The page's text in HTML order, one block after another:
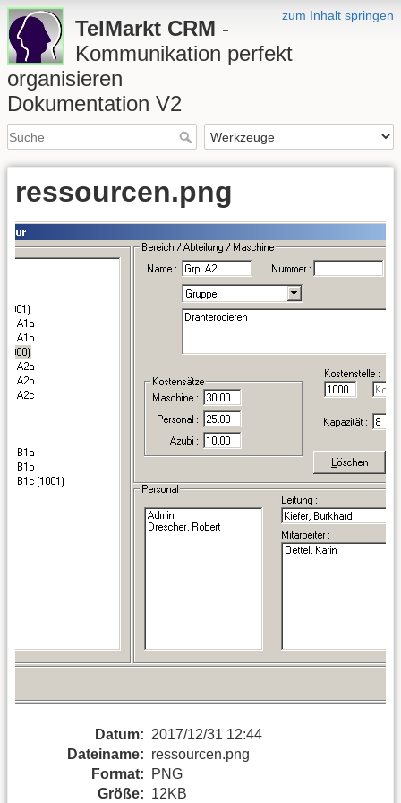
zum Inhalt springen
TelMarkt CRM -
Kommunikation perfekt
organisieren
Dokumentation V2
ressourcen.png
Datum: 2017/12/31 12:44
Dateiname: ressourcen.png
Format:
PNG
Größe: 12KB